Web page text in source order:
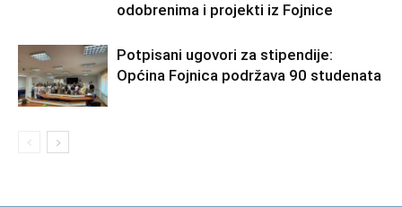
odobrenima i projekti iz Fojnice
Potpisani ugovori za stipendije:
Općina Fojnica podržava 90 studenata